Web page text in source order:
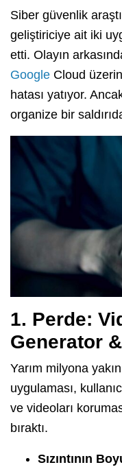
Siber güvenlik
geliştiriciye ait iki
etti. Olayın
Google Cloud
hatası yatıyor.
organize bir
1. Perde:
Generator
Yarım milyona
uygulaması,
ve videoları
bıraktı.
Sızıntının